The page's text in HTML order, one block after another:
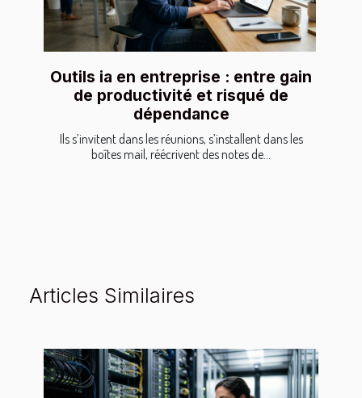
Outils ia en entreprise : entre gain
de productivité et risqué de
dépendance
Ils s’invitent dans les réunions, s’installent dans les
boîtes mail, réécrivent des notes de...
Articles Similaires